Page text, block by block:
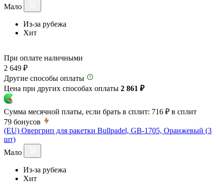
Мало
Из-за рубежа
Хит
При оплате наличными
2 649 ₽
Другие способы оплаты
Цена при других способах оплаты 2 861 ₽
Сумма месячной платы, если брать в сплит: 716 ₽ в сплит
79 бонусов
(EU) Овергрип для ракетки Bullpadel, GB-1705, Оранжевый (3
шт)
Мало
Из-за рубежа
Хит